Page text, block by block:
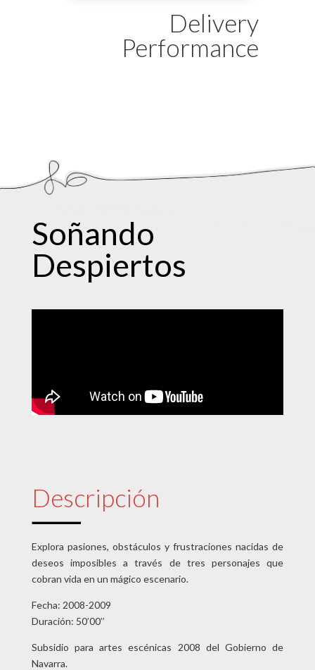
Delivery
Performance
Soñando
Despiertos
Descripción
Explora pasiones, obstáculos y frustraciones nacidas de
deseos imposibles a través de tres personajes que
cobran vida en un mágico escenario.
Fecha: 2008-2009
Duración: 50’00’’
Subsidio para artes escénicas 2008 del Gobierno de
Navarra.